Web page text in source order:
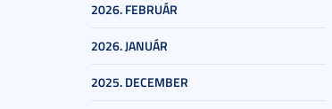
2026. FEBRUÁR
2026. JANUÁR
2025. DECEMBER